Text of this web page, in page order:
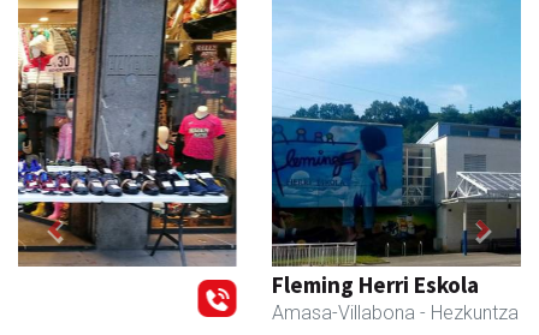
Fleming Herri Eskola
- Hezkuntza
Previous Next